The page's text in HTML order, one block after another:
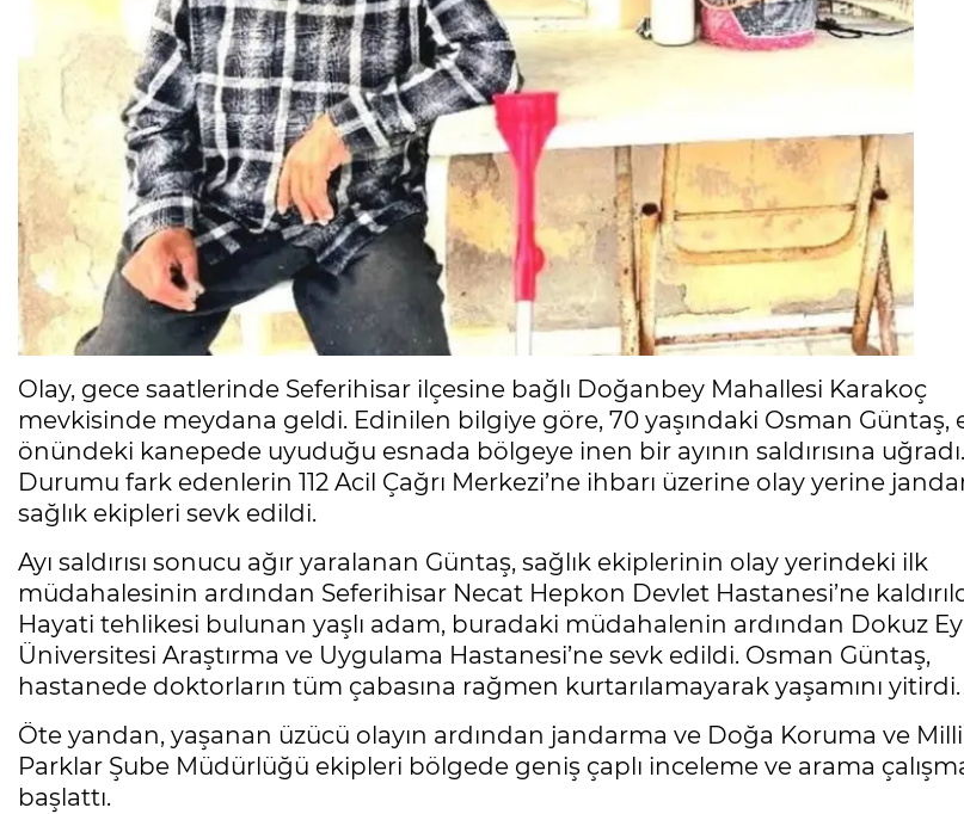
Olay, gece saatlerinde Seferihisar ilçesine bağlı Doğanbey Mahallesi Karakoç
mevkisinde meydana geldi. Edinilen bilgiye göre, 70 yaşındaki Osman Güntaş,
önündeki kanepede uyuduğu esnada bölgeye inen bir ayının saldırısına uğradı.
Durumu fark edenlerin 112 Acil Çağrı Merkezi’ne ihbarı üzerine olay yerine
sağlık ekipleri sevk edildi.
Ayı saldırısı sonucu ağır yaralanan Güntaş, sağlık ekiplerinin olay yerindeki ilk
müdahalesinin ardından Seferihisar Necat Hepkon Devlet Hastanesi’ne
Hayati tehlikesi bulunan yaşlı adam, buradaki müdahalenin ardından Dokuz
Üniversitesi Araştırma ve Uygulama Hastanesi’ne sevk edildi. Osman Güntaş,
hastanede doktorların tüm çabasına rağmen kurtarılamayarak yaşamını yitirdi.
Öte yandan, yaşanan üzücü olayın ardından jandarma ve Doğa Koruma ve Milli
Parklar Şube Müdürlüğü ekipleri bölgede geniş çaplı inceleme ve arama
başlattı.